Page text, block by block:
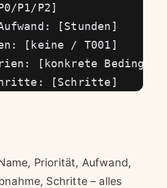
P1/P2]
[Stunden]
[keine / T001]
[konkrete
[Schritte]
Priorität, Aufwand,
Schritte – alles